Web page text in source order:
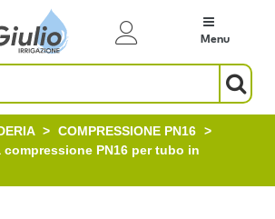
Menu
> COMPRESSIONE PN16 >
PN16 per tubo in